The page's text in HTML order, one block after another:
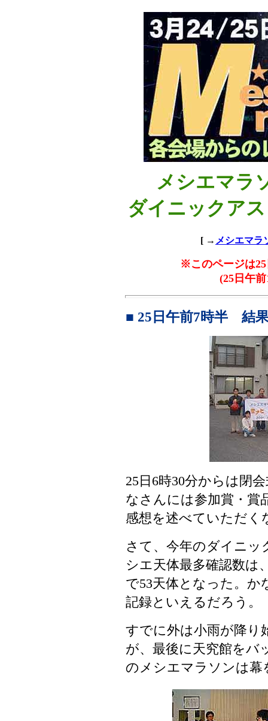
メシエマラ
ダイニックア
[ → メシエマラ
※このページは
(25日午
■ 25日午前7時半 結
25日6時30分からは閉
なさんには参加賞・賞
感想を述べていただく
さて、今年のダイニ
シエ天体最多確認数は
で53天体となった。か
記録といえるだろう。
すでに外は小雨が降り
が、最後に天究館をバ
のメシエマラソンは幕